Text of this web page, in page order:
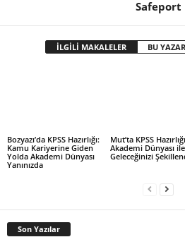
Safeport
İLGİLİ MAKALELER BU
Bozyazı’da KPSS Hazırlığı:
Kamu Kariyerine Giden
Yolda Akademi Dünyası
Yanınızda
Mut’ta KPSS
Akademi Dünyası ile
Geleceğinizi
Son Yazılar